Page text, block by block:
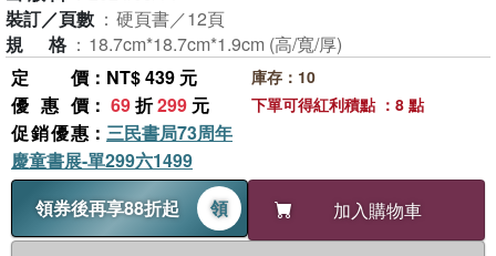
裝訂／頁數 ： 硬頁書／12頁
規格 ： 18.7cm*18.7cm*1.9cm (高/寬/厚)
定價 ：NT$ 439 元
優惠價 ： 69折299 元
促銷優惠 ： 三民書局73周年
慶童書展-單299六1499
領券後再享88折起
領 加入購物車
庫存：10
下單可得紅利積點 ：8 點